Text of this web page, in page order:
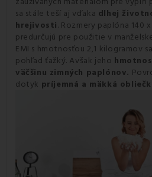
sa stále teší aj vďaka dlhej
hrejivosti. Rozmery paplóna 140
predurčujú pre použitie v
EMI s hmotnosťou 2,1 kilogramov
pohľad ťažký. Avšak jeho
väčšinu zimných paplónov.
dotyk príjemná a mäkká